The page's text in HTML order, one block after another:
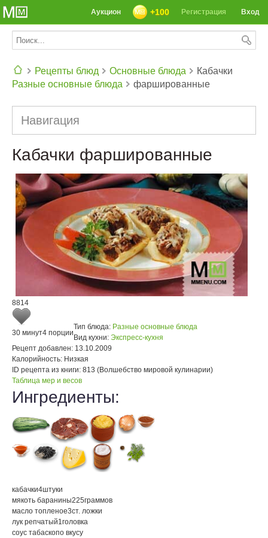
Вход
Регистрация
+100
Аукцион
Рецепты блюд
Основные блюда
Разные основные блюда
Кабачки
фаршированные
Навигация
Кабачки фаршированные
8814
30 минут4 порции
Тип блюда: Разные основные блюда
Вид кухни: Экспресс-кухня
Рецепт добавлен: 13.10.2009
Калорийность: Низкая
ID рецепта из книги: 813 (Волшебство мировой кулинарии)
Таблица мер и весов
Ингредиенты:
кабачки4штуки
мякоть баранины225граммов
масло топленое3ст. ложки
лук репчатый1головка
соус табаскопо вкусу